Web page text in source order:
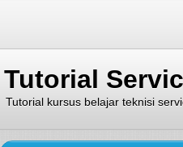
Tutorial
Tutorial kursus belajar teknisi